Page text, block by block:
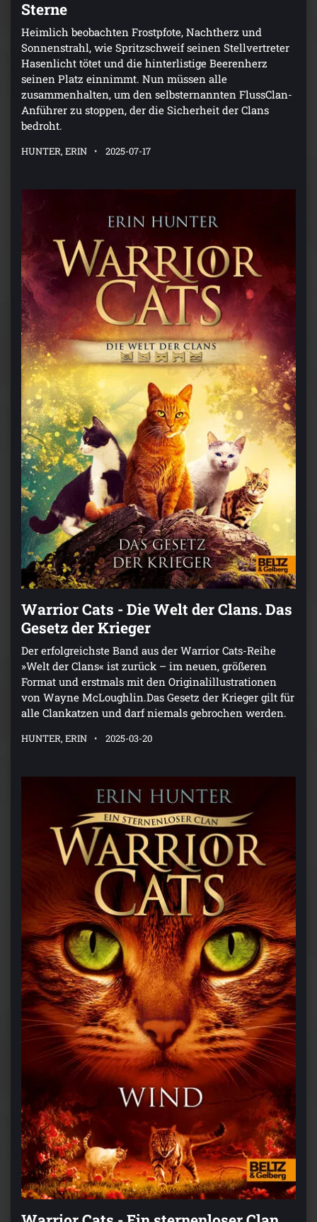
Sterne
Heimlich beobachten Frostpfote, Nachtherz und
Sonnenstrahl, wie Spritzschweif seinen Stellvertreter
Hasenlicht tötet und die hinterlistige Beerenherz
seinen Platz einnimmt. Nun müssen alle
zusammenhalten, um den selbsternannten FlussClan-
Anführer zu stoppen, der die Sicherheit der Clans
bedroht.
HUNTER, ERIN 2025-07-17
Warrior Cats - Die Welt der Clans. Das
Gesetz der Krieger
Der erfolgreichste Band aus der Warrior Cats-Reihe
»Welt der Clans« ist zurück – im neuen, größeren
Format und erstmals mit den Originalillustrationen
von Wayne McLoughlin.Das Gesetz der Krieger gilt für
alle Clankatzen und darf niemals gebrochen werden.
HUNTER, ERIN 2025-03-20